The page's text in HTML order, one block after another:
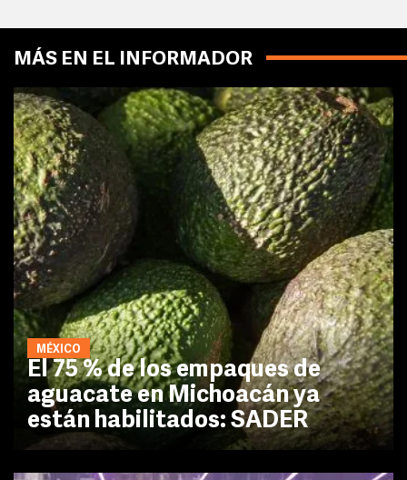
MÁS EN EL INFORMADOR
MÉXICO
El 75 % de los empaques de
aguacate en Michoacán ya
están habilitados: SADER